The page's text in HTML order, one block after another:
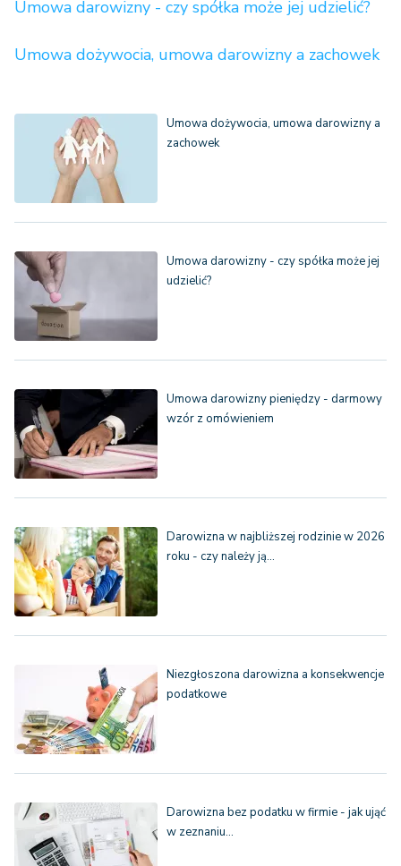
Umowa darowizny - czy spółka może jej udzielić?
Umowa dożywocia, umowa darowizny a zachowek
Umowa dożywocia, umowa darowizny a
zachowek
Umowa darowizny - czy spółka może jej
udzielić?
Umowa darowizny pieniędzy - darmowy
wzór z omówieniem
Darowizna w najbliższej rodzinie w 2026
roku - czy należy ją…
Niezgłoszona darowizna a konsekwencje
podatkowe
Darowizna bez podatku w firmie - jak ująć
w zeznaniu…